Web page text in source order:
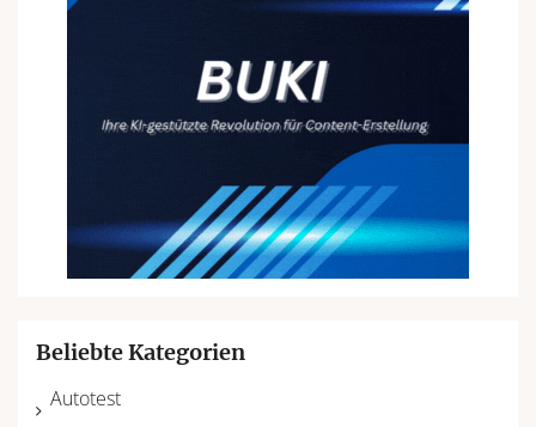
Beliebte Kategorien
Autotest